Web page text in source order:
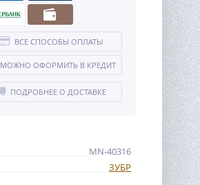
ВСЕ СПОСОБЫ ОПЛАТЫ
МОЖНО ОФОРМИТЬ В КРЕДИТ
ПОДРОБНЕЕ О ДОСТАВКЕ
MN-40316
ЗУБР